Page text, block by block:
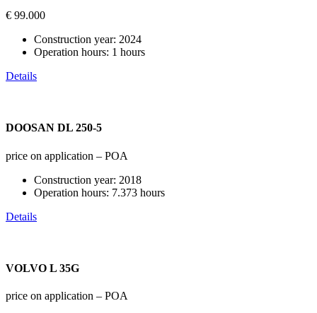
€ 99.000
Construction year: 2024
Operation hours: 1 hours
Details
DOOSAN DL 250-5
price on application – POA
Construction year: 2018
Operation hours: 7.373 hours
Details
VOLVO L 35G
price on application – POA